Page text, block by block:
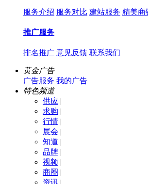
服务介绍 服务对比 建站服务 精美商
推广服务
排名推广 意见反馈 联系我们
黄金广告
广告服务 我的广告
特色频道
供应 |
求购 |
行情 |
展会 |
知道 |
品牌 |
视频 |
商圈 |
资讯 |